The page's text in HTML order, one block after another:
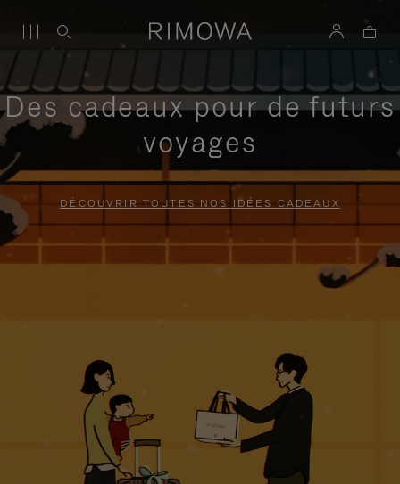
Des cadeaux pour de futurs
voyages
DÉCOUVRIR TOUTES NOS IDÉES CADEAUX